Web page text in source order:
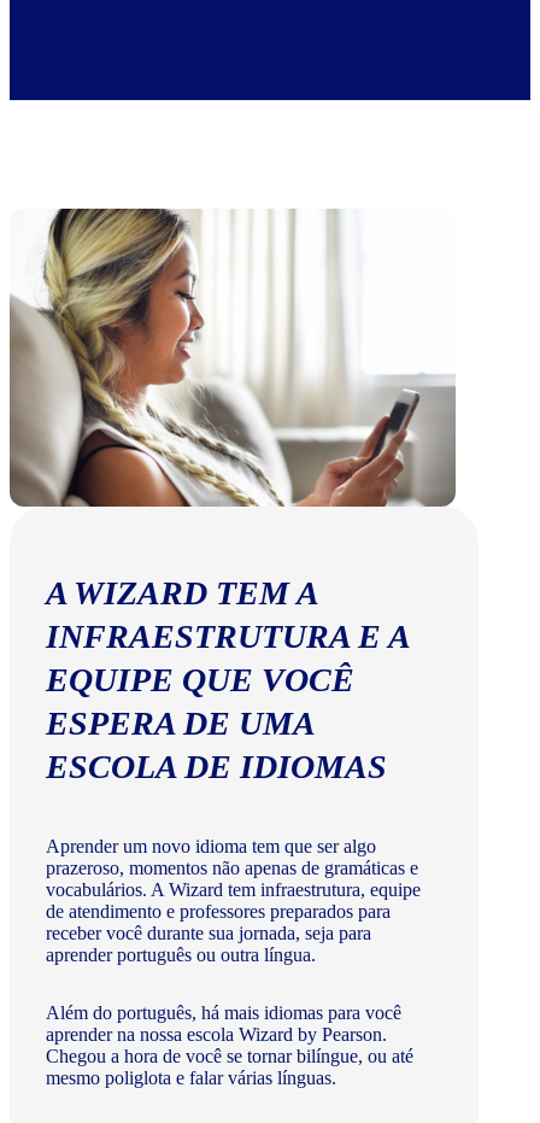
A WIZARD TEM A
INFRAESTRUTURA E A
EQUIPE QUE VOCÊ
ESPERA DE UMA
ESCOLA DE IDIOMAS
Aprender um novo idioma tem que ser algo
prazeroso, momentos não apenas de gramáticas e
vocabulários. A Wizard tem infraestrutura, equipe
de atendimento e professores preparados para
receber você durante sua jornada, seja para
aprender português ou outra língua.
Além do português, há mais idiomas para você
aprender na nossa escola Wizard by Pearson.
Chegou a hora de você se tornar bilíngue, ou até
mesmo poliglota e falar várias línguas.